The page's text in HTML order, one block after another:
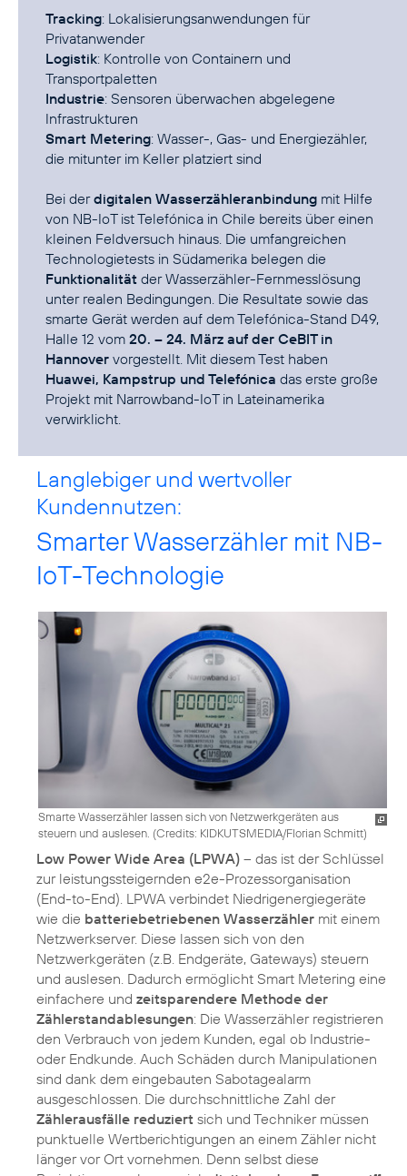
Tracking: Lokalisierungsanwendungen für
Logistik: Kontrolle von Containern und
Industrie: Sensoren überwachen abgelegene
Smart Metering: Wasser-, Gas- und Energiezähler,
die mitunter im Keller platziert sind
Bei derdigitalen Wasserzähleranbindung mit Hilfe
von NB-IoT ist Telefónica in Chile bereits über einen
kleinen Feldversuch hinaus. Die umfangreichen
Technologietests in Südamerika belegen die
Funktionalität der Wasserzähler-Fernmesslösung
unter realen Bedingungen. Die Resultate sowie das
smarte Gerät werden auf dem Telefónica-Stand D49,
Halle 12 vom 20. – 24. März auf der CeBIT in
Hannover vorgestellt. Mit diesem Test haben
Huawei, Kampstrup und Telefónica das erste große
Projekt mit Narrowband-IoT in Lateinamerika
verwirklicht.
Langlebiger und wertvoller
Kundennutzen:
Smarter Wasserzähler mit NB-
IoT-Technologie
Smarte Wasserzähler lassen sich von Netzwerkgeräten aus
steuern und auslesen. (Credits: KIDKUTSMEDIA/Florian Schmitt)
Low Power Wide Area (LPWA) – das ist der Schlüssel
zur leistungssteigernden e2e-Prozessorganisation
(End-to-End). LPWA verbindet Niedrigenergiegeräte
wie die batteriebetriebenen Wasserzähler mit einem
Netzwerkserver. Diese lassen sich von den
Netzwerkgeräten (z.B. Endgeräte, Gateways) steuern
und auslesen. Dadurch ermöglicht Smart Metering eine
einfachere und zeitsparendere Methode der
Zählerstandablesungen: Die Wasserzähler registrieren
den Verbrauch von jedem Kunden, egal ob Industrie-
oder Endkunde. Auch Schäden durch Manipulationen
sind dank dem eingebauten Sabotagealarm
ausgeschlossen. Die durchschnittliche Zahl der
Zählerausfälle reduziert sich und Techniker müssen
punktuelle Wertberichtigungen an einem Zähler nicht
länger vor Ort vornehmen. Denn selbst diese